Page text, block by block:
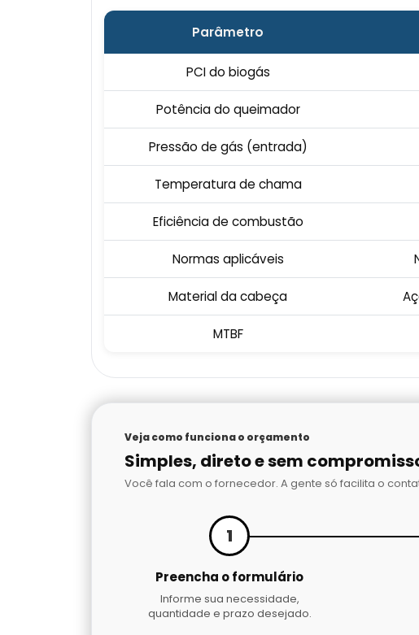
Parâmetro
PCI do biogás
Potência do queimador
Pressão de gás (entrada)
Temperatura de chama
Eficiência de combustão
Normas aplicáveis
Material da cabeça
MTBF
Veja como funciona o orçamento
Simples, direto e sem
Você fala com o fornecedor. A gente só facilita o
1
Preencha o formulário
Informe sua necessidade,
quantidade e prazo desejado.